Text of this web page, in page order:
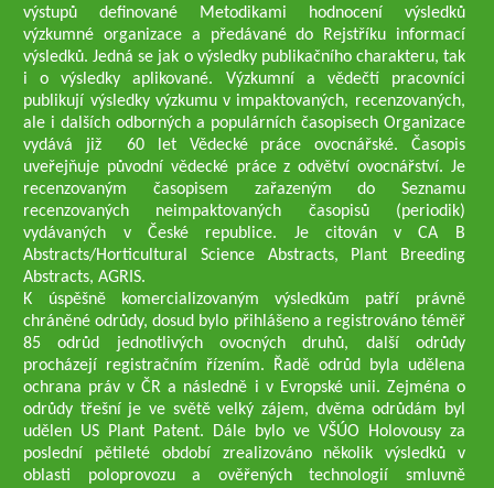
výstupů definované Metodikami hodnocení výsledků
výzkumné organizace a předávané do Rejstříku informací
výsledků. Jedná se jak o výsledky publikačního charakteru, tak
i o výsledky aplikované. Výzkumní a vědečtí pracovníci
publikují výsledky výzkumu v impaktovaných, recenzovaných,
ale i dalších odborných a populárních časopisech Organizace
vydává již 60 let Vědecké práce ovocnářské. Časopis
uveřejňuje původní vědecké práce z odvětví ovocnářství. Je
recenzovaným časopisem zařazeným do Seznamu
recenzovaných neimpaktovaných časopisů (periodik)
vydávaných v České republice. Je citován v CA B
Abstracts/Horticultural Science Abstracts, Plant Breeding
Abstracts, AGRIS.
K úspěšně komercializovaným výsledkům patří právně
chráněné odrůdy, dosud bylo přihlášeno a registrováno téměř
85 odrůd jednotlivých ovocných druhů, další odrůdy
procházejí registračním řízením. Řadě odrůd byla udělena
ochrana práv v ČR a následně i v Evropské unii. Zejména o
odrůdy třešní je ve světě velký zájem, dvěma odrůdám byl
udělen US Plant Patent. Dále bylo ve VŠÚO Holovousy za
poslední pětileté období zrealizováno několik výsledků v
oblasti poloprovozu a ověřených technologií smluvně